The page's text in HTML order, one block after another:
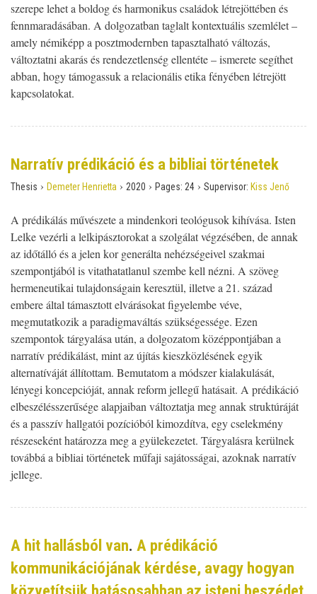
szerepe lehet a boldog és harmonikus családok létrejöttében és
fennmaradásában. A dolgozatban taglalt kontextuális szemlélet –
amely némiképp a posztmodernben tapasztalható változás,
változtatni akarás és rendezetlenség ellentéte – ismerete segíthet
abban, hogy támogassuk a relacionális etika fényében létrejött
kapcsolatokat.
Narratív prédikáció és a bibliai történetek
Thesis › Demeter Henrietta › 2020 › Pages: 24 › Supervisor: Kiss Jenő
A prédikálás művészete a mindenkori teológusok kihívása. Isten
Lelke vezérli a lelkipásztorokat a szolgálat végzésében, de annak
az időtálló és a jelen kor generálta nehézségeivel szakmai
szempontjából is vitathatatlanul szembe kell nézni. A szöveg
hermeneutikai tulajdonságain keresztül, illetve a 21. század
embere által támasztott elvárásokat figyelembe véve,
megmutatkozik a paradigmaváltás szükségessége. Ezen
szempontok tárgyalása után, a dolgozatom középpontjában a
narratív prédikálást, mint az újítás kieszközlésének egyik
alternatíváját állítottam. Bemutatom a módszer kialakulását,
lényegi koncepcióját, annak reform jellegű hatásait. A prédikáció
elbeszélésszerűsége alapjaiban változtatja meg annak struktúráját
és a passzív hallgatói pozícióból kimozdítva, egy cselekmény
részeseként határozza meg a gyülekezetet. Tárgyalásra kerülnek
továbbá a bibliai történetek műfaji sajátosságai, azoknak narratív
jellege.
A hit hallásból van. A prédikáció
kommunikációjának kérdése, avagy hogyan